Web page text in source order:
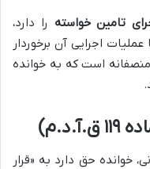
تامین خواسته را دارد،
اجرایی آن برخوردار
است که به خوانده
مدنی، خوانده حق دارد به «قرار